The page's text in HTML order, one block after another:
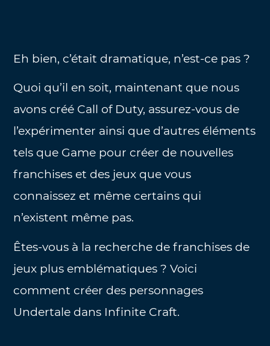
Eh bien, c’était dramatique, n’est-ce pas ?
Quoi qu’il en soit, maintenant que nous
avons créé Call of Duty, assurez-vous de
l’expérimenter ainsi que d’autres éléments
tels que Game pour créer de nouvelles
franchises et des jeux que vous
connaissez et même certains qui
n’existent même pas.
Êtes-vous à la recherche de franchises de
jeux plus emblématiques ? Voici
comment créer des personnages
Undertale dans Infinite Craft.